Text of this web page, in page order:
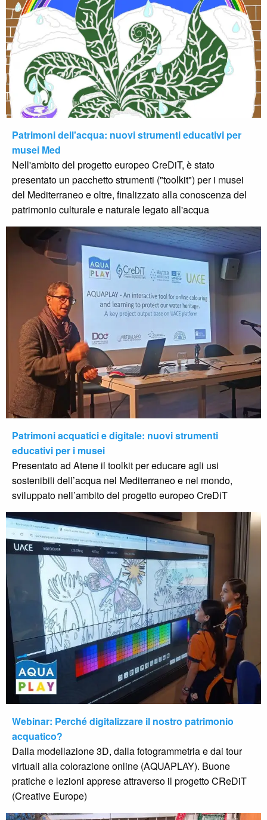
Patrimoni dell'acqua: nuovi strumenti educativi per
musei Med
Nell'ambito del progetto europeo CreDiT, è stato
presentato un pacchetto strumenti ("toolkit") per i musei
del Mediterraneo e oltre, finalizzato alla conoscenza del
patrimonio culturale e naturale legato all'acqua
Patrimoni acquatici e digitale: nuovi strumenti
educativi per i musei
Presentato ad Atene il toolkit per educare agli usi
sostenibili dell’acqua nel Mediterraneo e nel mondo,
sviluppato nell’ambito del progetto europeo CreDiT
Webinar: Perché digitalizzare il nostro patrimonio
acquatico?
Dalla modellazione 3D, dalla fotogrammetria e dai tour
virtuali alla colorazione online (AQUAPLAY). Buone
pratiche e lezioni apprese attraverso il progetto CReDiT
(Creative Europe)